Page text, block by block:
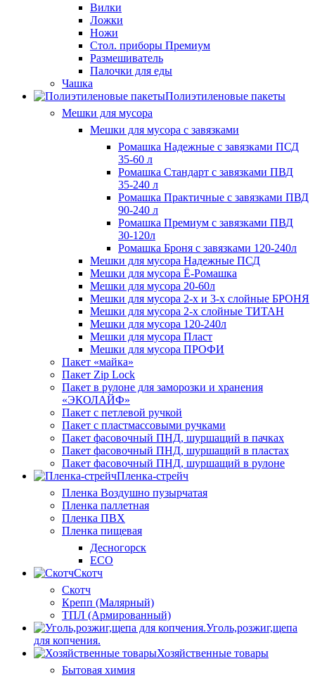
Вилки
Ложки
Ножи
Стол. приборы Премиум
Размешиватель
Палочки для еды
Чашка
Полиэтиленовые пакеты
Мешки для мусора
Мешки для мусора с завязками
Ромашка Надежные с завязками ПСД
35-60 л
Ромашка Стандарт с завязками ПВД
35-240 л
Ромашка Практичные с завязками ПВД
90-240 л
Ромашка Премиум с завязками ПВД
30-120л
Ромашка Броня с завязками 120-240л
Мешки для мусора Надежные ПСД
Мешки для мусора Ё-Ромашка
Мешки для мусора 20-60л
Мешки для мусора 2-х и 3-х слойные БРОНЯ
Мешки для мусора 2-х слойные ТИТАН
Мешки для мусора 120-240л
Мешки для мусора Пласт
Мешки для мусора ПРОФИ
Пакет «майка»
Пакет Zip Lock
Пакет в рулоне для заморозки и хранения
«ЭКОЛАЙФ»
Пакет с петлевой ручкой
Пакет с пластмассовыми ручками
Пакет фасовочный ПНД, шуршащий в пачках
Пакет фасовочный ПНД, шуршащий в пластах
Пакет фасовочный ПНД, шуршащий в рулоне
Пленка-стрейч
Пленка Воздушно пузырчатая
Пленка паллетная
Пленка ПВХ
Пленка пищевая
Десногорск
ECO
Скотч
Скотч
Крепп (Малярный)
ТПЛ (Армированный)
Уголь,розжиг,щепа
для копчения.
Хозяйственные товары
Бытовая химия